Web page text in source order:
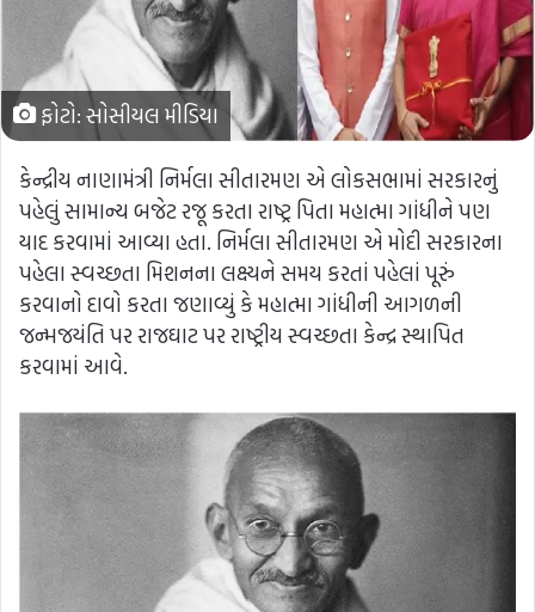
ફોટો: સોસીયલ મીડિયા
કેન્દ્રીય નાણામંત્રી નિર્મલા સીતારમણ એ લોકસભામાં સરકારનું
પહેલું સામાન્ય બજેટ રજૂ કરતા રાષ્ટ્ર પિતા મહાત્મા ગાંધીને પણ
યાદ કરવામાં આવ્યા હતા. નિર્મલા સીતારમણ એ મોદી સરકારના
પહેલા સ્વચ્છતા મિશનના લક્ષ્યને સમય કરતાં પહેલાં પૂરું
કરવાનો દાવો કરતા જણાવ્યું કે મહાત્મા ગાંધીની આગળની
જન્મજયંતિ પર રાજઘાટ પર રાષ્ટ્રીય સ્વચ્છતા કેન્દ્ર સ્થાપિત
કરવામાં આવે.